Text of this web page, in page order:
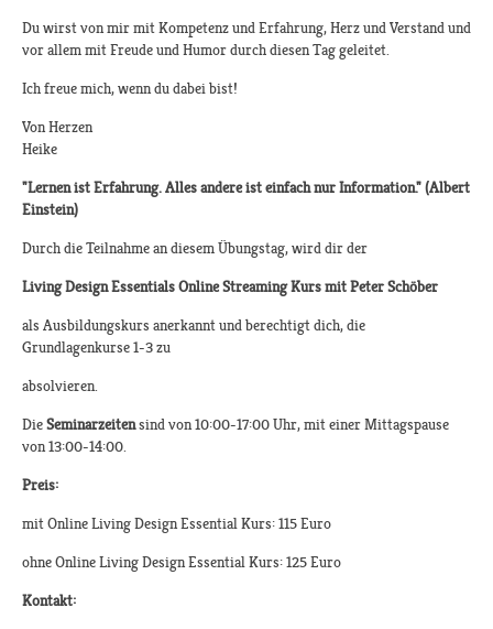
Du wirst von mir mit Kompetenz und Erfahrung, Herz und Verstand und
vor allem mit Freude und Humor durch diesen Tag geleitet.
Ich freue mich, wenn du dabei bist!
Von Herzen
Heike
"Lernen ist Erfahrung. Alles andere ist einfach nur Information." (Albert
Einstein)
Durch die Teilnahme an diesem Übungstag, wird dir der
Living Design Essentials Online Streaming Kurs mit Peter Schöber
als Ausbildungskurs anerkannt und berechtigt dich, die
Grundlagenkurse 1-3 zu
absolvieren.
DieSeminarzeitensind von 10:00-17:00 Uhr, mit einer Mittagspause
von 13:00-14:00.
Preis:
mit Online Living Design Essential Kurs: 115 Euro
ohne Online Living Design Essential Kurs: 125 Euro
Kontakt: